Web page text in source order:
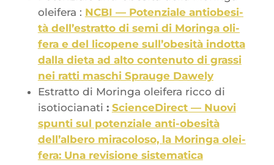
olei­fe­ra : NCBI — Poten­ziale antio­be­si­
tà dell’es­trat­to di semi di Morin­ga oli­
fe­ra e del lico­pene sull’o­be­si­tà indot­ta
dal­la die­ta ad alto conte­nu­to di gras­si
nei rat­ti maschi Sprauge Dawely
Estrat­to di Morin­ga olei­fe­ra ric­co di
iso­tio­cia­na­ti : Scien­ce­Di­rect — Nuo­vi
spun­ti sul poten­ziale anti-obe­si­tà
dell’al­be­ro mira­co­lo­so, la Morin­ga olei­
fe­ra: Una revi­sione sistematica